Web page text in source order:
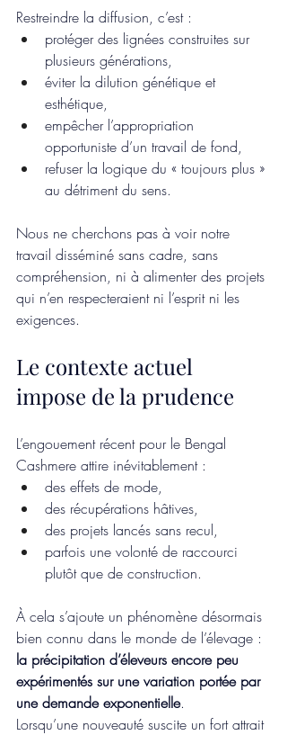
Restreindre la diffusion, c’est :
protéger des lignées construites sur
plusieurs générations,
éviter la dilution génétique et
esthétique,
empêcher l’appropriation
opportuniste d’un travail de fond,
refuser la logique du « toujours plus »
au détriment du sens.
Nous ne cherchons pas à voir notre
travail disséminé sans cadre, sans
compréhension, ni à alimenter des projets
qui n’en respecteraient ni l’esprit ni les
exigences.
Le contexte actuel
impose de la prudence
L’engouement récent pour le Bengal
Cashmere attire inévitablement :
des effets de mode,
des récupérations hâtives,
des projets lancés sans recul,
parfois une volonté de raccourci
plutôt que de construction.
À cela s’ajoute un phénomène désormais
bien connu dans le monde de l’élevage :
la précipitation d’éleveurs encore peu
expérimentés sur une variation portée par
une demande exponentielle.
Lorsqu’une nouveauté suscite un fort attrait